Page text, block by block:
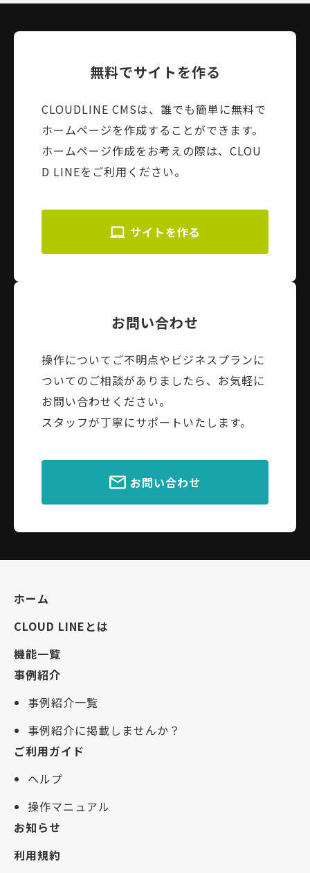
無料でサイトを作る
CLOUDLINE CMSは、誰でも簡単に無料で
ホームページを作成することができます。
ホームページ作成をお考えの際は、CLOU
D LINEをご利用ください。
サイトを作る
お問い合わせ
操作についてご不明点やビジネスプランに
ついてのご相談がありましたら、お気軽に
お問い合わせください。
スタッフが丁寧にサポートいたします。
お問い合わせ
ホーム
CLOUD LINEとは
機能一覧
事例紹介
事例紹介一覧
事例紹介に掲載しませんか？
ご利用ガイド
ヘルプ
操作マニュアル
お知らせ
利用規約